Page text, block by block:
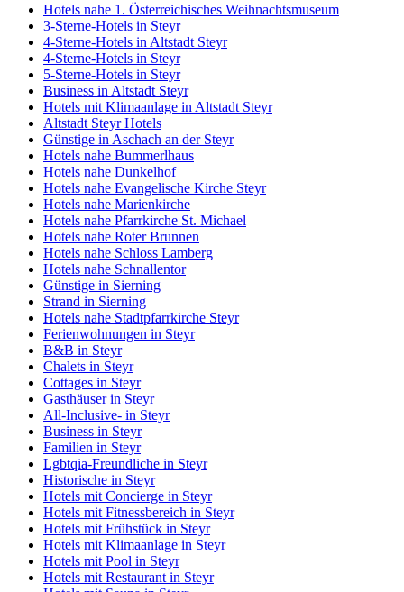
Hotels nahe 1. Österreichisches Weihnachtsmuseum
3-Sterne-Hotels in Steyr
4-Sterne-Hotels in Altstadt Steyr
4-Sterne-Hotels in Steyr
5-Sterne-Hotels in Steyr
Business in Altstadt Steyr
Hotels mit Klimaanlage in Altstadt Steyr
Altstadt Steyr Hotels
Günstige in Aschach an der Steyr
Hotels nahe Bummerlhaus
Hotels nahe Dunkelhof
Hotels nahe Evangelische Kirche Steyr
Hotels nahe Marienkirche
Hotels nahe Pfarrkirche St. Michael
Hotels nahe Roter Brunnen
Hotels nahe Schloss Lamberg
Hotels nahe Schnallentor
Günstige in Sierning
Strand in Sierning
Hotels nahe Stadtpfarrkirche Steyr
Ferienwohnungen in Steyr
B&B in Steyr
Chalets in Steyr
Cottages in Steyr
Gasthäuser in Steyr
All-Inclusive- in Steyr
Business in Steyr
Familien in Steyr
Lgbtqia-Freundliche in Steyr
Historische in Steyr
Hotels mit Concierge in Steyr
Hotels mit Fitnessbereich in Steyr
Hotels mit Frühstück in Steyr
Hotels mit Klimaanlage in Steyr
Hotels mit Pool in Steyr
Hotels mit Restaurant in Steyr